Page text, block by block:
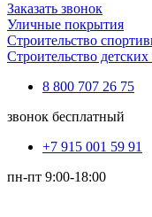
Заказать звонок
Уличные покрытия
Строительство
Строительство
8 800 707 26 75
звонок бесплатный
+7 915 001 59 91
пн-пт 9:00-18:00